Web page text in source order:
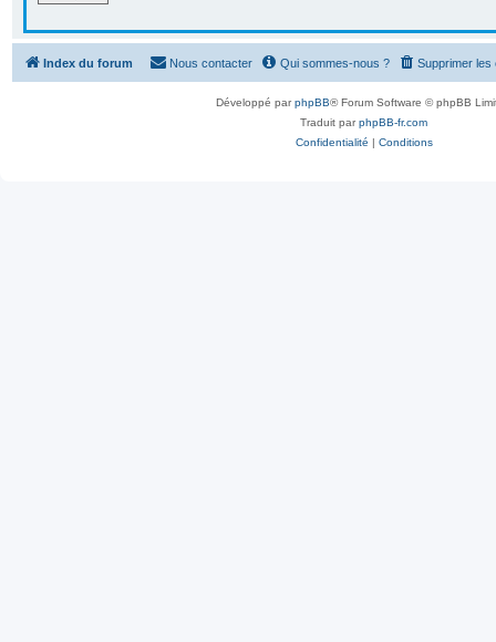
Index du forum Supprimer les
Qui sommes-nous ?
Nous contacter
Développé parphpBB® Forum Software © phpBB
Traduit parphpBB-fr.com
Confidentialité | Conditions